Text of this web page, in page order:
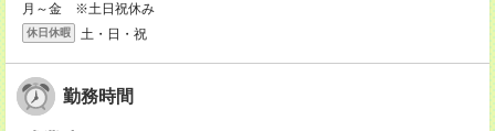
月～金 ※土日祝休み
休日休暇 土・日・祝
勤務時間